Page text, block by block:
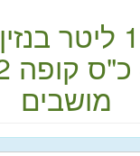
בנזין
קופה
מושבים